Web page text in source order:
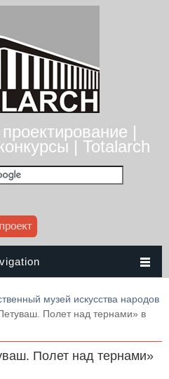
|
| Totalarch
музей искусства народов
Полет над тернами» в
Полет над тернами»